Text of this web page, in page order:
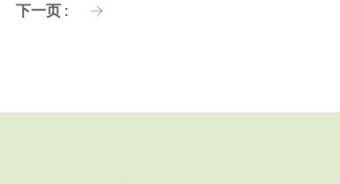
下一页 :